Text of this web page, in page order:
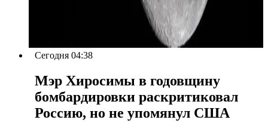
Сегодня 04:38
Мэр Хиросимы в годовщину
бомбардировки раскритиковал
Россию, но не упомянул США